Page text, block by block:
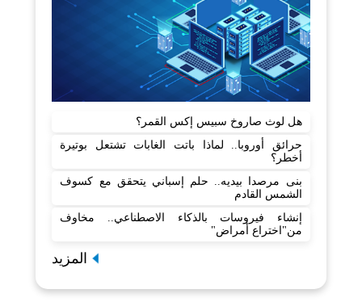
هل لوث صاروخ سبيس إكس القمر؟
حرائق أوروبا.. لماذا باتت الغابات تشتعل بوتيرة
أخطر؟
بنى مرصدا بيديه.. حلم إسباني يتحقق مع كسوف
الشمس القادم
إنشاء فيروسات بالذكاء الاصطناعي.. مخاوف
من"اختراع أمراض"
المزيد